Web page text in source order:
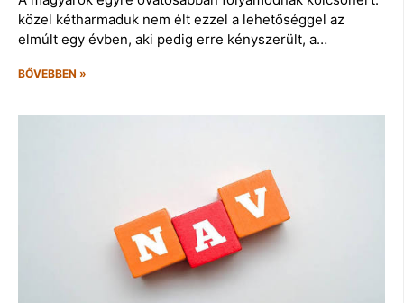
közel kétharmaduk nem élt ezzel a lehetőséggel az
elmúlt egy évben, aki pedig erre kényszerült, a…
BŐVEBBEN »